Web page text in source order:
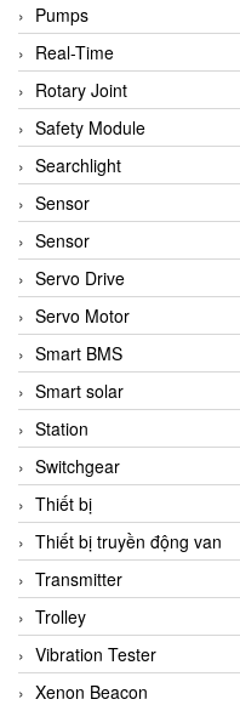
Pumps
Real-Time
Rotary Joint
Safety Module
Searchlight
Sensor
Sensor
Servo Drive
Servo Motor
Smart BMS
Smart solar
Station
Switchgear
Thiết bị
Thiết bị truyền động van
Transmitter
Trolley
Vibration Tester
Xenon Beacon